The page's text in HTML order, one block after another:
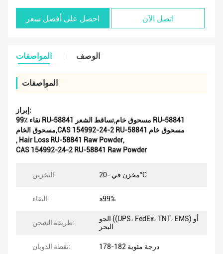
احصل على أفضل سعر اتصل الآن
المواصفات الوصف
المواصفات
إبراز:
99٪ نقاء RU-58841 مسحوق خام,تساقط الشعر RU-58841
مسحوق الخام,CAS 154992-24-2 RU-58841 مسحوق خام
, Hair Loss RU-58841 Raw Powder,
CAS 154992-24-2 RU-58841 Raw Powder
التخزين: مخزن في -20°C
النقاء: ≥99%
طريقة الشحن:
الجو ((UPS، FedEx، TNT، EMS) أو
البحر
نقطة الذوبان: 178-182 درجة مئوية